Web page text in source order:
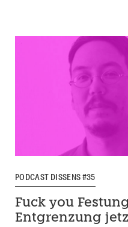
PODCAST DISSENS #35
Fuck you
Entgrenzung